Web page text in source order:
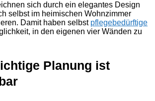
sich durch ein elegantes Design
selbst im heimischen Wohnzimmer
Damit haben selbst pflegebedürftige
in den eigenen vier Wänden zu
Planung ist